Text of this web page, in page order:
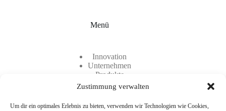
Zustimmung verwalten
Um dir ein optimales Erlebnis zu bieten, verwenden wir Technologien wie Cookies,
Menü
Innovation
Unternehmen
Produkte
Kontakt
Karriere